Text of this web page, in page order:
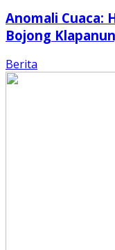
Anomali Cuaca:
Bojong
Berita